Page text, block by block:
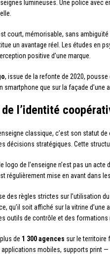
lumineuses. Une police avec
court, mémorisable, sans
un avantage réel. Les études en
positive d’une marque.
, issue de la refonte de 2020,
que sur la façade d’une
l’identité
classique, c’est son statut de
décisions stratégiques. Cette
logo de l’enseigne n’est pas un
régulièrement mise en avant dans
des règles strictes sur l’utilisation
qu’il soit affiché sur la vitrine
outils de contrôle et des formations
de 1 300 agences sur le territoire
mobiles, supports print